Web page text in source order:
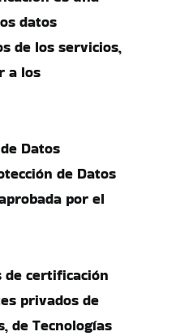
datos
de los servicios,
a los
Datos
de Datos
por el
certificación
privados de
de Tecnologías